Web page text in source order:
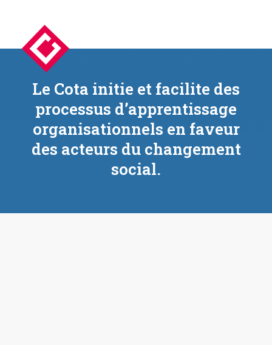
Le Cota initie et facilite des
processus d’apprentissage
organisationnels en faveur
des acteurs du changement
social.